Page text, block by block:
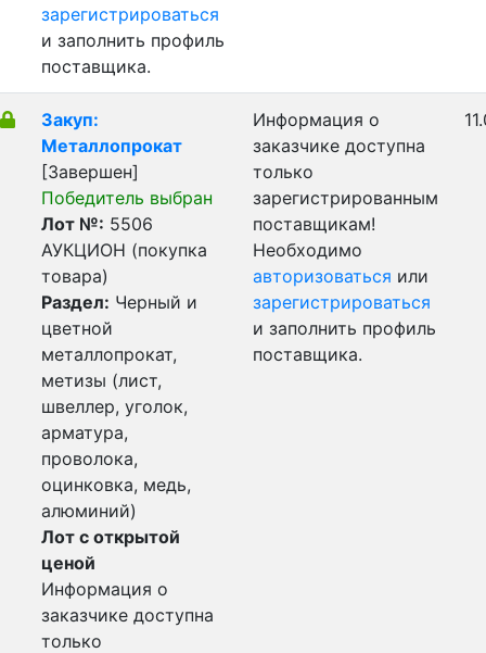
зарегистрироваться
и заполнить профиль
поставщика.
Закуп:
Металлопрокат
[Завершен]
Победитель выбран
Лот №: 5506
АУКЦИОН (покупка
товара)
Раздел: Черный и
цветной
металлопрокат,
метизы (лист,
швеллер, уголок,
арматура,
проволока,
оцинковка, медь,
алюминий)
Лот с открытой
ценой
Информация о
заказчике доступна
только
Информация о
заказчике доступна
только
зарегистрированным
поставщикам!
Необходимо
авторизоваться или
зарегистрироваться
и заполнить профиль
поставщика.